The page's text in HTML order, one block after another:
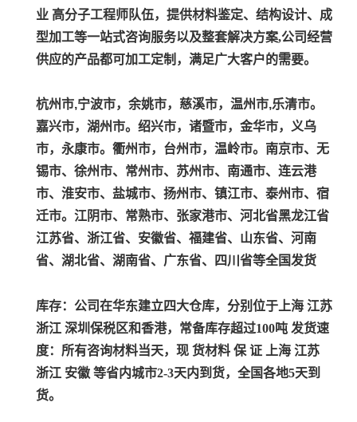
业 高分子工程师队伍，提供材料鉴定、结构设计、成
型加工等一站式咨询服务以及整套解决方案,公司经营
供应的产品都可加工定制，满足广大客户的需要。
杭州市,宁波市，余姚市，慈溪市，温州市,乐清市。
嘉兴市，湖州市。绍兴市，诸暨市，金华市，义乌
市，永康市。衢州市，台州市，温岭市。南京市、无
锡市、徐州市、常州市、苏州市、南通市、连云港
市、淮安市、盐城市、扬州市、镇江市、泰州市、宿
迁市。江阴市、常熟市、张家港市、河北省黑龙江省
江苏省、浙江省、安徽省、福建省、山东省、河南
省、湖北省、湖南省、广东省、四川省等全国发货
库存：公司在华东建立四大仓库，分别位于上海 江苏
浙江 深圳保税区和香港，常备库存超过100吨 发货速
度：所有咨询材料当天，现 货材料 保 证 上海 江苏
浙江 安徽 等省内城市2-3天内到货，全国各地5天到
货。